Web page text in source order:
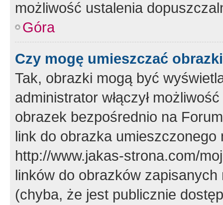
możliwość ustalenia
Góra
Czy mogę umieszczać
Tak, obrazki mogą być
administrator włączył
obrazek bezpośrednio na
link do obrazka
http://www.jakas-strona.com/
linków do obrazków
(chyba, że jest publicznie